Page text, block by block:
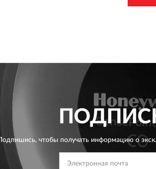
Подпишись, чтобы получать информацию о